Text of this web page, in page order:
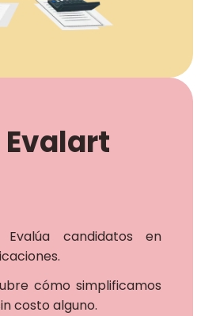
Evalart
Evalúa candidatos en
cómo simplificamos
costo alguno.